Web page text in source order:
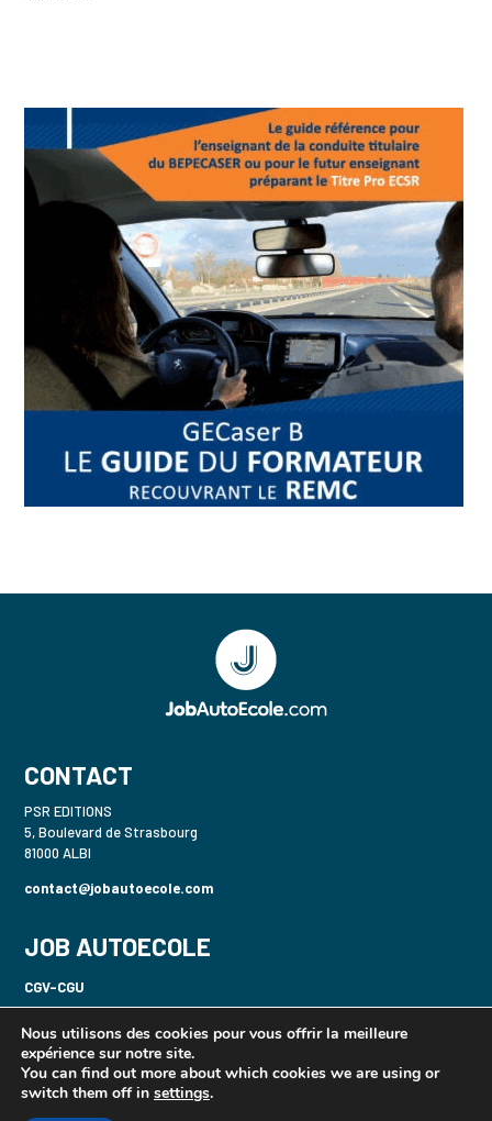
CONTACT
PSR EDITIONS
5, Boulevard de Strasbourg
81000 ALBI
contact@jobautoecole.com
JOB AUTOECOLE
CGV-CGU
Mentions légales
Gecaser B / 2 Roues
Nous utilisons des cookies pour vous offrir la meilleure
expérience sur notre site.
You can find out more about which cookies we are using or
switch them off in settings.